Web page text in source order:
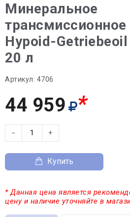
Минеральное
Hypoid-
20 л
Артикул: 4706
44 959 *
− +
Купить
* Данная цена является
цену и наличие уточняйте в